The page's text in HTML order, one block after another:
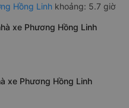
Hồng Linh khoảng: 5.7 giờ
xe Phương Hồng Linh
xe Phương Hồng Linh